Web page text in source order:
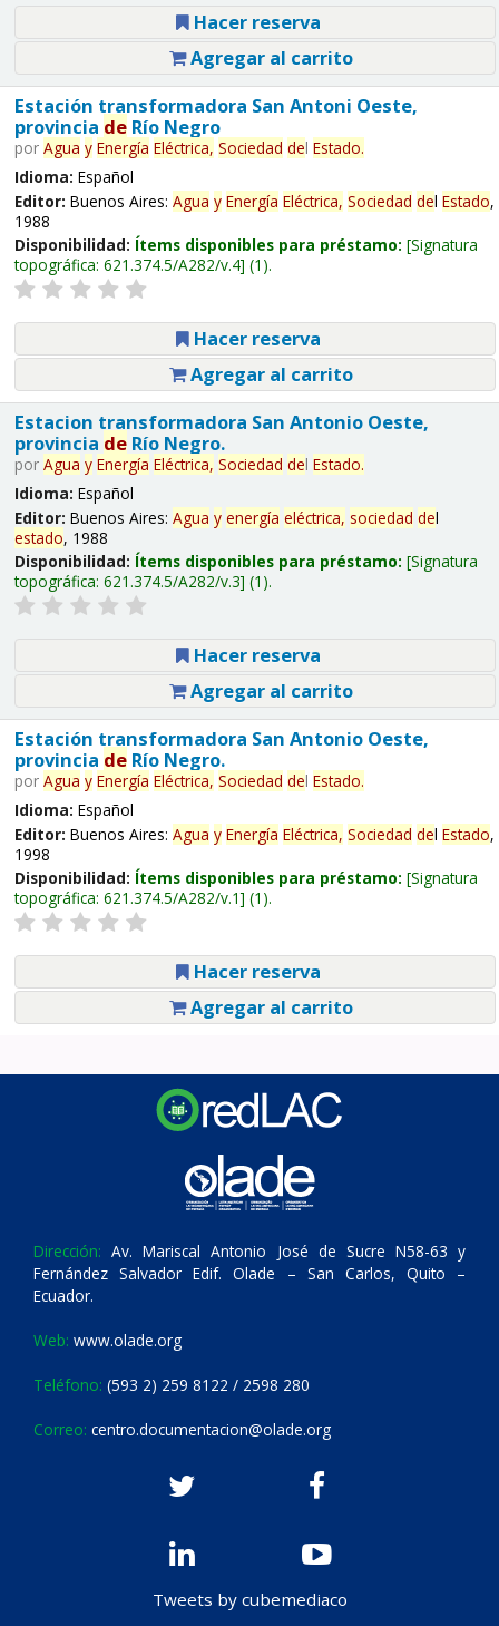
Hacer reserva
Agregar al carrito
Estación transformadora San Antoni Oeste,
provincia deRío Negro
por Agua y Energía Eléctrica, Sociedad del Estado.
Idioma: Español
Editor: Buenos Aires: Agua y Energía Eléctrica, Sociedad del Estado,
1988
Disponibilidad: Ítems disponibles para préstamo: Signatura
topográfica: 621.374.5/A282/v.4 (1).
Hacer reserva
Agregar al carrito
Estacion transformadora San Antonio Oeste,
provincia deRío Negro.
por Agua y Energía Eléctrica, Sociedad del Estado.
Idioma: Español
Editor: Buenos Aires: Agua y energía eléctrica, sociedad del
estado, 1988
Disponibilidad: Ítems disponibles para préstamo: Signatura
topográfica: 621.374.5/A282/v.3 (1).
Hacer reserva
Agregar al carrito
Estación transformadora San Antonio Oeste,
provincia deRío Negro.
por Agua y Energía Eléctrica, Sociedad del Estado.
Idioma: Español
Editor: Buenos Aires: Agua y Energía Eléctrica, Sociedad del Estado,
1998
Disponibilidad: Ítems disponibles para préstamo: Signatura
topográfica: 621.374.5/A282/v.1 (1).
Hacer reserva
Agregar al carrito
Dirección: Av. Mariscal Antonio José de Sucre N58-63 y
Fernández Salvador Edif. Olade – San Carlos, Quito –
Ecuador.
Web: www.olade.org
Teléfono: (593 2) 259 8122 / 2598 280
Correo: centro.documentacion@olade.org
Tweets by cubemediaco